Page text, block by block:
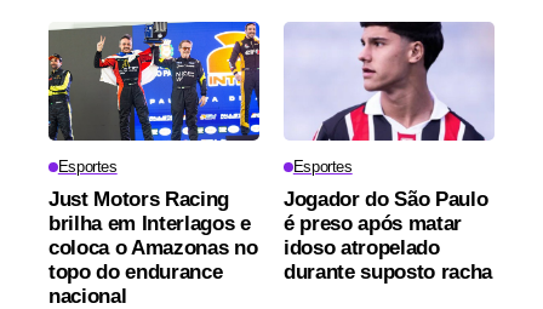
Esportes
Just Motors Racing
brilha em Interlagos e
coloca o Amazonas no
topo do endurance
nacional
Esportes
Jogador do São Paulo
é preso após matar
idoso atropelado
durante suposto racha